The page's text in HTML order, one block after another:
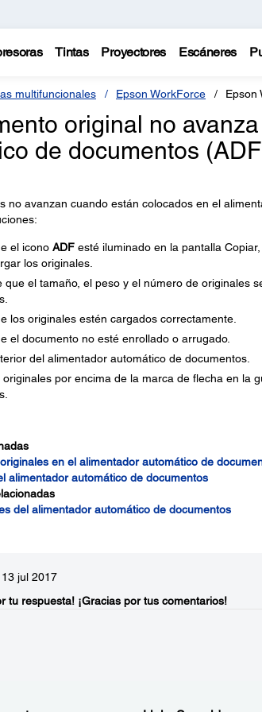
Tintas Proyectores Escáneres
multifuncionales Epson WorkForce Epson
original no
de documentos
no avanzan cuando están colocados en el
el icono ADFesté iluminado en la pantalla
los originales.
que el tamaño, el peso y el número de originales
los originales estén cargados correctamente.
el documento no esté enrollado o arrugado.
del alimentador automático de documentos.
originales por encima de la marca de flecha en la
en el alimentador automático de
alimentador automático de documentos
del alimentador automático de documentos
jul 2017
tu respuesta! ¡Gracias por tus comentarios!